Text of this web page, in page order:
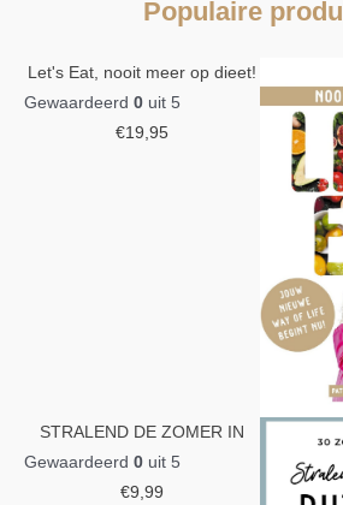
Populaire
Let's Eat, nooit meer op dieet!
Gewaardeerd 0 uit 5
€19,95
STRALEND DE ZOMER IN
Gewaardeerd 0 uit 5
€9,99